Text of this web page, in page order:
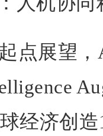
展望，
经济创